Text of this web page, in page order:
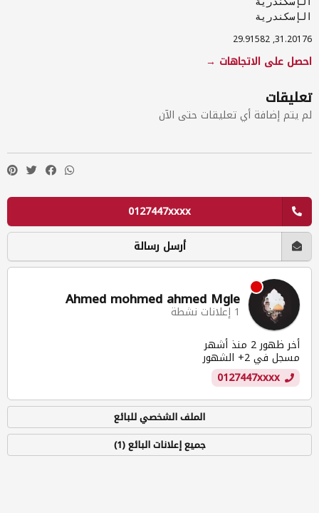
الإسكندرية
31.20176, 29.91582
احصل على الاتجاهات →
تعليقات
لم يتم إضافة أي تعليقات حتى الآن
0127447xxxx
أرسل رسالة
Ahmed mohmed ahmed Mgle
1 إعلانات نشطة
أخر ظهور 2 منذ أشهر
مسجل في 2+ الشهور
0127447xxxx
الملف الشخصي للبائع
جميع إعلانات البائع (1)